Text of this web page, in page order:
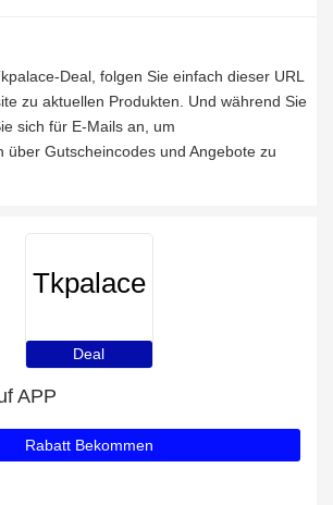
Deal, folgen Sie einfach dieser URL
zu aktuellen Produkten. Und während Sie
sich für E-Mails an, um
über Gutscheincodes und Angebote zu
Tkpalace
Deal
APP
Rabatt Bekommen